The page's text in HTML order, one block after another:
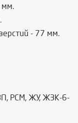
мм.
- 77 мм.
РСМ, ЖУ, ЖЗК-6-